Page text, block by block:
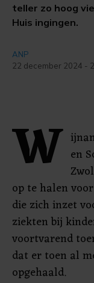
teller zo hoog
Huis ingingen.
ANP
22 december 2024 -
W en
op te halen
die zich inzet
ziekten bij
voortvarend
dat er toen al
opgehaald.